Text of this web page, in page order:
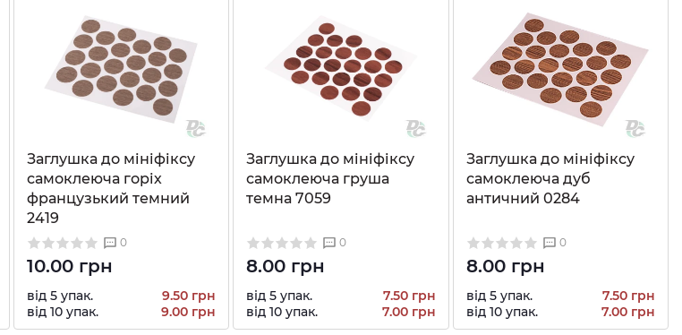
Заглушка до мініфіксу
самоклеюча горіх
французький темний
2419
0
10.00 грн
від 5 упак.
9.50 грн
від 10 упак.
9.00 грн
Заглушка до мініфіксу
самоклеюча груша
темна 7059
0
8.00 грн
від 5 упак.
7.50 грн
від 10 упак.
7.00 грн
Заглушка до мініфіксу
самоклеюча дуб
античний 0284
0
8.00 грн
від 5 упак.
7.50 грн
від 10 упак.
7.00 грн